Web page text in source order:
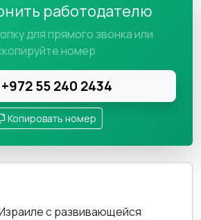
работодателю
для прямого звонка или
номер
+972 55 240 2434
Копировать номер
с развивающейся